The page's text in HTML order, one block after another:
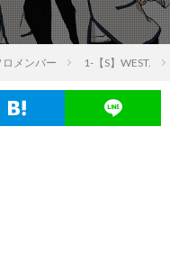
ロメンバー 1-【S】WEST.